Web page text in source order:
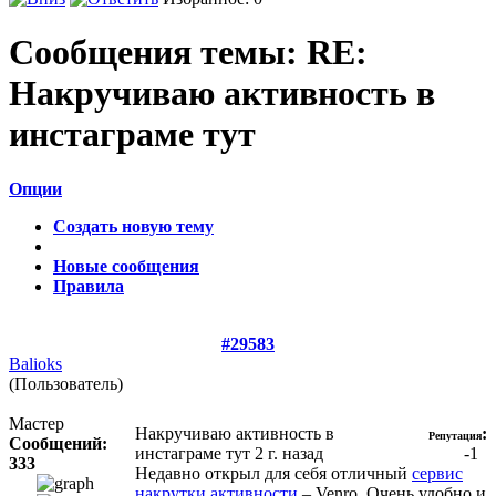
Сообщения темы: RE:
Накручиваю активность в
инстаграме тут
Опции
Создать новую тему
Новые сообщения
Правила
#29583
Balioks
(Пользователь)
Мастер
Сообщений:
333
Накручиваю активность в
инстаграме тут 2 г. назад
Репутация:
-1
Недавно открыл для себя отличный сервис